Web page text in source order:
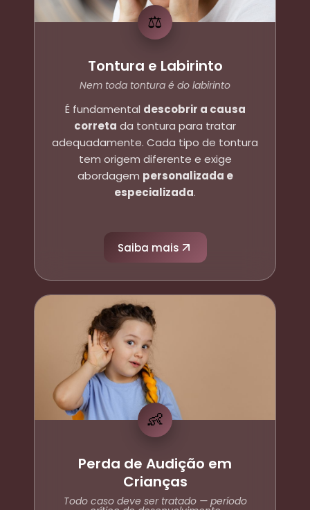
⚖️
Tontura e Labirinto
Nem toda tontura é do labirinto
É fundamental descobrir a causa
correta da tontura para tratar
adequadamente. Cada tipo de tontura
tem origem diferente e exige
abordagem personalizada e
especializada.
Saiba mais
👶
Perda de Audição em
Crianças
Todo caso deve ser tratado — período